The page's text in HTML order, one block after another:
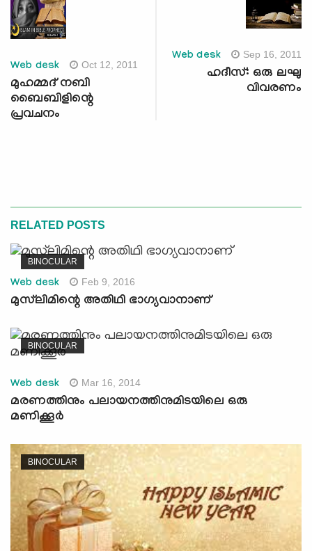
Web desk Oct 12, 2011
മുഹമ്മദ് നബി
ബൈബിളിന്റെ
പ്രവചനം
Web desk Sep 16, 2011
ഹദീസ്: ഒരു ലഘു
വിവരണം
RELATED POSTS
BINOCULAR
Web desk Feb 9, 2016
മുസ്‌ലിമിന്റെ അതിഥി ഭാഗ്യവാനാണ്
BINOCULAR
Web desk Mar 16, 2014
മരണത്തിനും പലായനത്തിനുമിടയിലെ ഒരു
മണിക്കൂര്‍
BINOCULAR